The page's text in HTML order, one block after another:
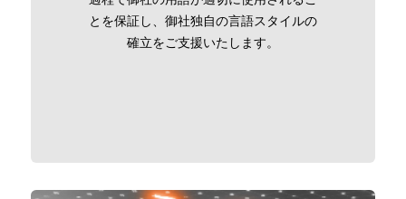
とを保証し、御社独自の言語スタイルの
確立をご支援いたします。